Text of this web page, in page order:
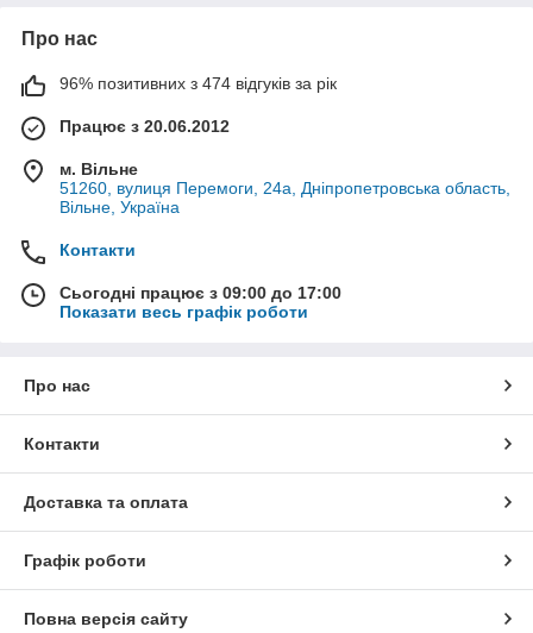
Про нас
96% позитивних з 474 відгуків за рік
Працює з 20.06.2012
м. Вільне
51260, вулиця Перемоги, 24а, Дніпропетровська область,
Вільне, Україна
Контакти
Сьогодні працює з 09:00 до 17:00
Показати весь графік роботи
Про нас
Контакти
Доставка та оплата
Графік роботи
Повна версія сайту